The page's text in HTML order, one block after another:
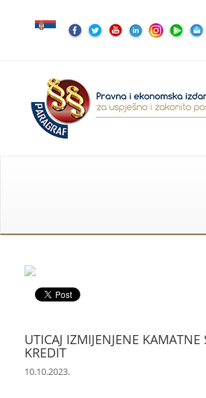
UTICAJ IZMIJENJENE KAMATNE
KREDIT
10.10.2023.